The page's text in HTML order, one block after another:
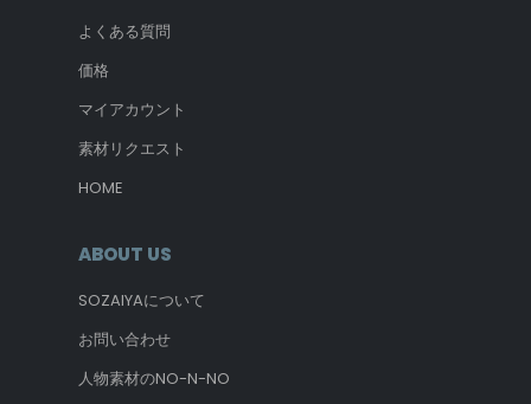
よくある質問
価格
マイアカウント
素材リクエスト
HOME
ABOUT US
SOZAIYAについて
お問い合わせ
人物素材のNO-N-NO